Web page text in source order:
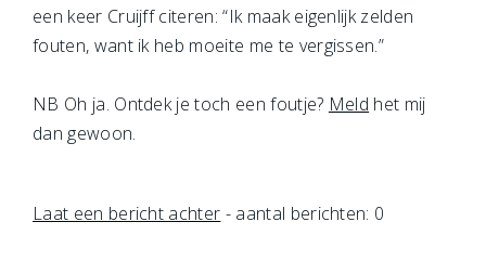
een keer Cruijff citeren: “Ik maak eigenlijk zelden
fouten, want ik heb moeite me te vergissen.”
NB Oh ja. Ontdek je toch een foutje? Meld het mij
dan gewoon.
Laat een bericht achter - aantal berichten: 0